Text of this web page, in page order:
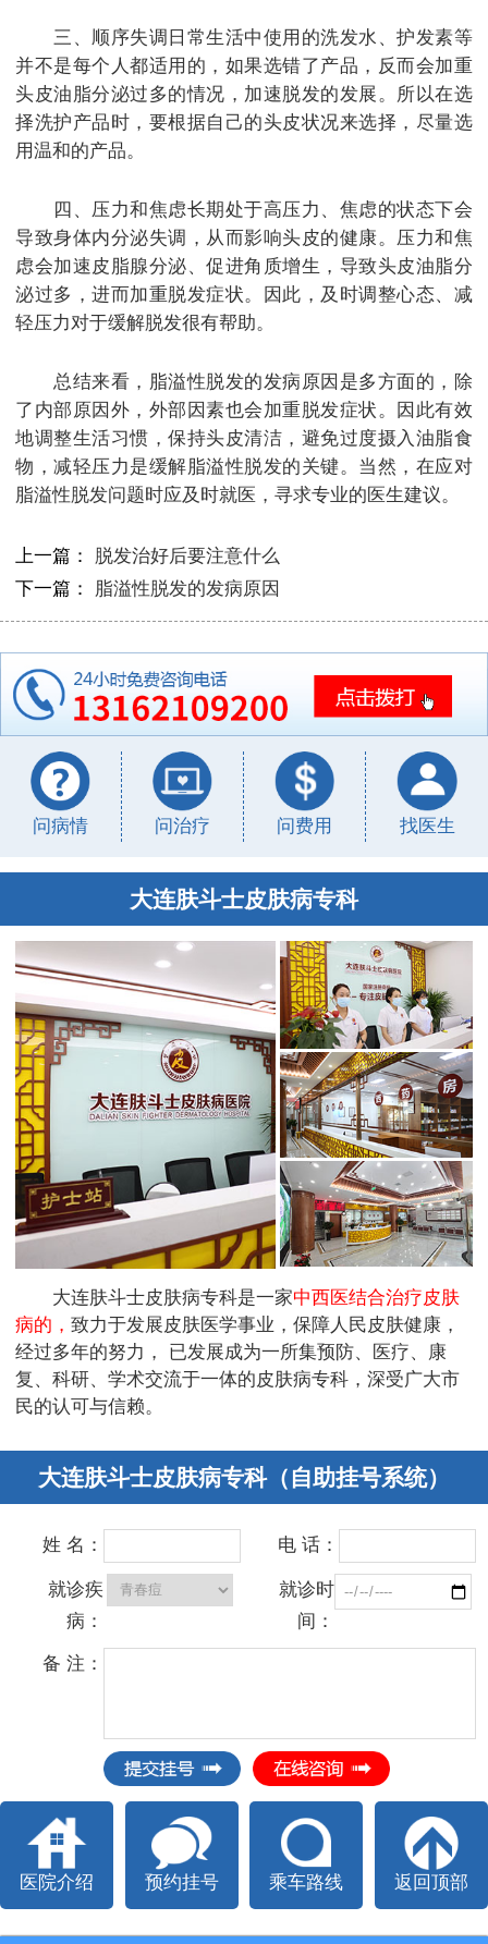
三、顺序失调日常生活中使用的洗发水、护发素等
并不是每个人都适用的，如果选错了产品，反而会加重
头皮油脂分泌过多的情况，加速脱发的发展。所以在选
择洗护产品时，要根据自己的头皮状况来选择，尽量选
用温和的产品。
四、压力和焦虑长期处于高压力、焦虑的状态下会
导致身体内分泌失调，从而影响头皮的健康。压力和焦
虑会加速皮脂腺分泌、促进角质增生，导致头皮油脂分
泌过多，进而加重脱发症状。因此，及时调整心态、减
轻压力对于缓解脱发很有帮助。
总结来看，脂溢性脱发的发病原因是多方面的，除
了内部原因外，外部因素也会加重脱发症状。因此有效
地调整生活习惯，保持头皮清洁，避免过度摄入油脂食
物，减轻压力是缓解脂溢性脱发的关键。当然，在应对
脂溢性脱发问题时应及时就医，寻求专业的医生建议。
上一篇： 脱发治好后要注意什么
下一篇： 脂溢性脱发的发病原因
问病情 问治疗 问费用 找医生
大连肤斗士皮肤病专科
大连肤斗士皮肤病专科是一家中西医结合治疗皮肤
病的， 致力于发展皮肤医学事业，保障人民皮肤健康，
经过多年的努力， 已发展成为一所集预防、医疗、康
复、科研、学术交流于一体的皮肤病专科，深受广大市
民的认可与信赖。
大连肤斗士皮肤病专科（自助挂号系统）
姓 名： 电 话：
就诊疾
病：
就诊时
间：
备 注：
医院介绍 预约挂号 乘车路线 返回顶部